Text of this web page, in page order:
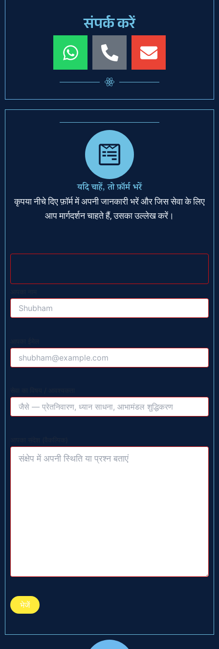
संपर्क करें
W
h
a
t
s
a
h
o
n
e
-
a
l
t
E
n
v
e
l
o
यदि चाहें, तो फ़ॉर्म भरें
कृपया नीचे दिए फ़ॉर्म में अपनी जानकारी भरें और जिस सेवा के लिए
आप मार्गदर्शन चाहते हैं, उसका उल्लेख करें।